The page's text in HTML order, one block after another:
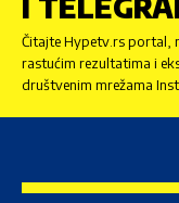
Čitajte Hypetv.rs portal,
rastućim rezultatima i
društvenim mrežama